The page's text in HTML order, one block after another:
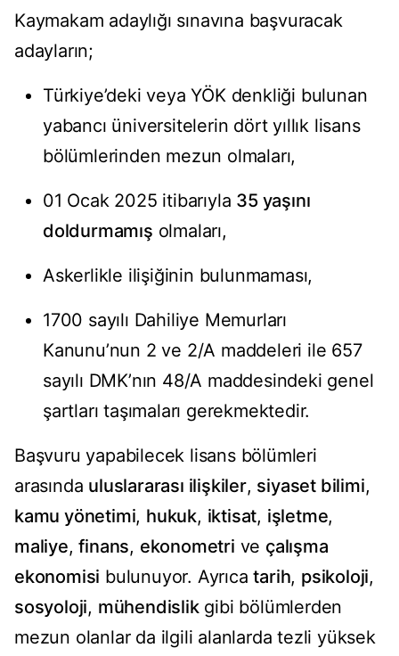
Kaymakam adaylığı sınavına başvuracak
adayların;
Türkiye’deki veya YÖK denkliği bulunan
yabancı üniversitelerin dört yıllık lisans
bölümlerinden mezun olmaları,
01 Ocak 2025 itibarıyla 35 yaşını
doldurmamış olmaları,
Askerlikle ilişiğinin bulunmaması,
1700 sayılı Dahiliye Memurları
Kanunu’nun 2 ve 2/A maddeleri ile 657
sayılı DMK’nın 48/A maddesindeki genel
şartları taşımaları gerekmektedir.
Başvuru yapabilecek lisans bölümleri
arasında uluslararası ilişkiler, siyaset bilimi,
kamu yönetimi, hukuk, iktisat, işletme,
maliye,finans, ekonometri ve çalışma
ekonomisi bulunuyor. Ayrıcatarih, psikoloji,
sosyoloji, mühendislikgibi bölümlerden
mezun olanlar da ilgili alanlarda tezli yüksek